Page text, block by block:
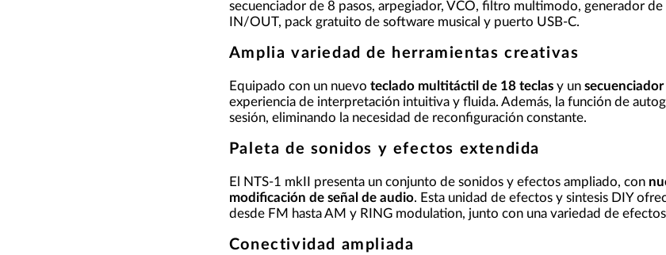
secuenciador de 8 pasos, arpegiador, VCO, filtro multimodo, generador
IN/OUT, pack gratuito de software musical y puerto USB-C.
Amplia variedad de herramientas creativas
Equipado con un nuevo teclado multitáctil de 18 teclasy unsecuenciador
experiencia de interpretación intuitiva y fluida. Además, la función de
sesión, eliminando la necesidad de reconfiguración constante.
Paleta de sonidos y efectos extendida
El NTS-1 mkII presenta un conjunto de sonidos y efectos ampliado, con
modificación de señal de audio. Esta unidad de efectos y sintesis DIY
desde FM hasta AM y RING modulation, junto con una variedad de
Conectividad ampliada